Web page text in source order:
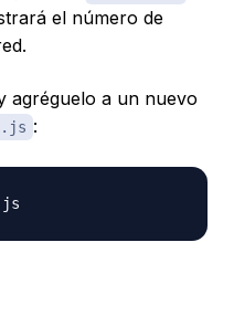
el número de
agréguelo a un nuevo
: